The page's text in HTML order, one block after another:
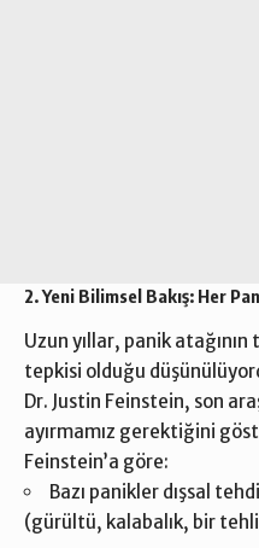
2. Yeni Bilimsel Bakış: Her
Uzun yıllar, panik
tepkisi olduğu
Dr. Justin Feinstein, son
ayırmamız gerektiğini
Feinstein’a göre:
Bazı panikler dışsal
(gürültü, kalabalık, bir